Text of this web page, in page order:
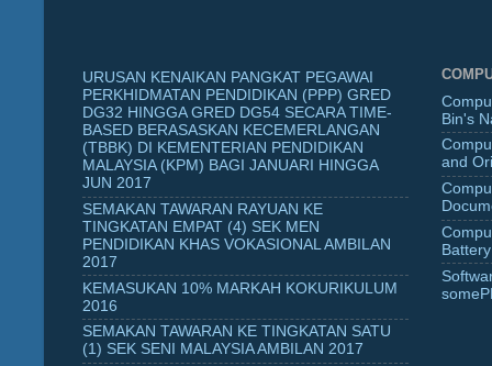
URUSAN KENAIKAN PANGKAT PEGAWAI
PERKHIDMATAN PENDIDIKAN (PPP) GRED
DG32 HINGGA GRED DG54 SECARA TIME-
BASED BERASASKAN KECEMERLANGAN
(TBBK) DI KEMENTERIAN PENDIDIKAN
MALAYSIA (KPM) BAGI JANUARI HINGGA
JUN 2017
SEMAKAN TAWARAN RAYUAN KE
TINGKATAN EMPAT (4) SEK MEN
PENDIDIKAN KHAS VOKASIONAL AMBILAN
2017
KEMASUKAN 10% MARKAH KOKURIKULUM
2016
SEMAKAN TAWARAN KE TINGKATAN SATU
(1) SEK SENI MALAYSIA AMBILAN 2017
Bin's
and